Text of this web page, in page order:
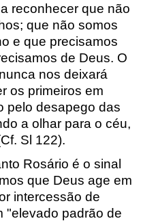
reconhecer que não
que não somos
e que precisamos
de Deus. O
nos deixará
os primeiros em
pelo desapego das
a olhar para o céu,
Cf. Sl 122).
Rosário é o sinal
que Deus age em
intercessão de
"elevado padrão de